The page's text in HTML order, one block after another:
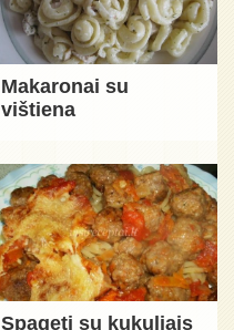
Makaronai su
vištiena
Spageti su kukuliais